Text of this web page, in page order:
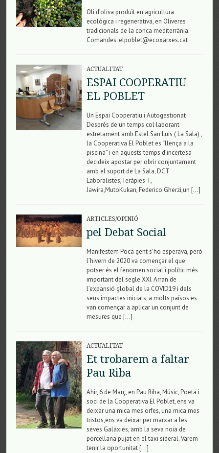
Oli d’oliva produït en agricultura
ecològica i regenerativa, en Oliveres
tradicionals de la conca mediterrània.
Comandes: elpoblet@ecoxarxes.cat
ACTUALITAT
ESPAI COOPERATIU
EL POBLET
Un Espai Cooperatiu i Autogestionat
Desprès de un temps col·laborant
estretament amb Estel San Luis ( La Sala) ,
la Cooperativa El Poblet es “llença a la
piscina” i en aquests temps d’incertesa
decideix apostar per obrir conjuntament
amb el suport de La Sala, DCT
Laboralistes,Teràpies T,
Jawira,MutoKukan, Federico Gherzi,un […]
ARTICLES/OPINIÓ
pel Debat Social
Manifestem Poca gent s’ho esperava, però
l’hivern de 2020 va començar el que
potser és el fenomen social i polític més
important del segle XXI. Arran de
l’expansió global de la COVID19 i dels
seus impactes inicials, a molts països es
van començar a aplicar un conjunt de
mesures que […]
ACTUALITAT
Et trobarem a faltar
Pau Riba
Ahir, 6 de Març, en Pau Riba, Músic, Poeta i
soci de la Cooperativa El Poblet, ens va
deixar una mica mes orfes, una mica mes
tristos,ens va deixar per marxar a les
seves Galàxies, amb la seva noia de
porcellana pujat en el taxi sideral. Varem
tenir la oportunitat […]